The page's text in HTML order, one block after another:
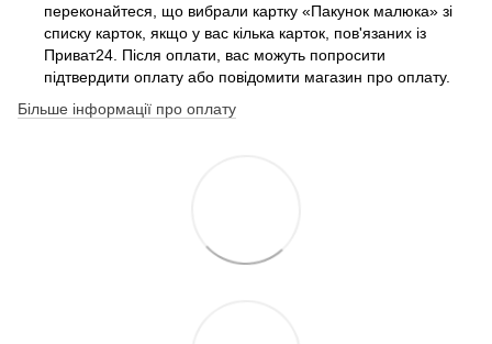
переконайтеся, що вибрали картку «Пакунок малюка» зі
списку карток, якщо у вас кілька карток, пов'язаних із
Приват24. Після оплати, вас можуть попросити
підтвердити оплату або повідомити магазин про оплату.
Більше інформації про оплату